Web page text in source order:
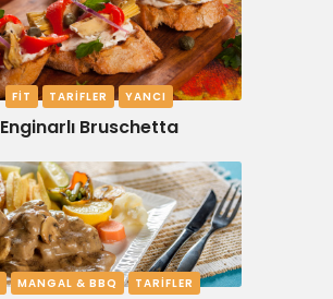
FIT TARIFLER YANCI
Enginarlı Bruschetta
MANGAL & BBQ TARIFLER